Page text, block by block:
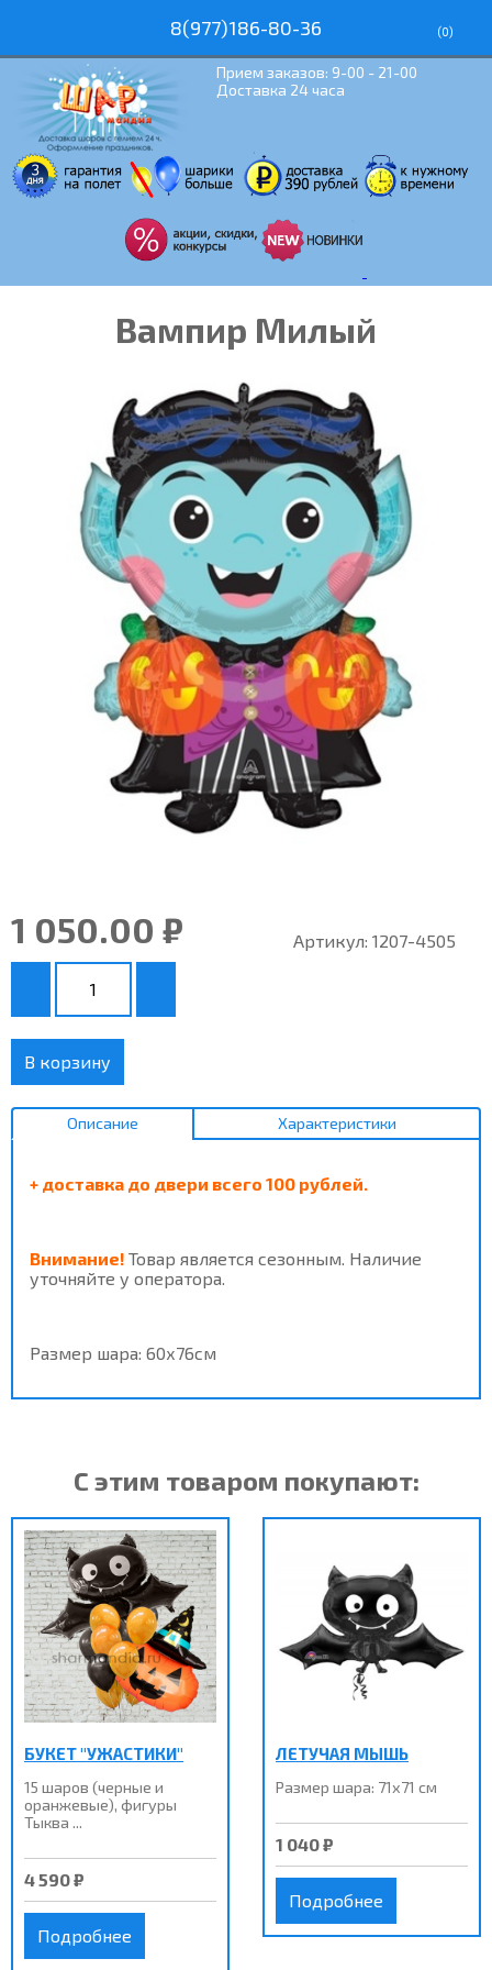
8(977)186-80-36 (0)
Прием заказов: 9-00 - 21-00
Доставка 24 часа
Вампир Милый
1 050.00 ₽ Артикул: 1207-4505
В корзину
Описание Характеристики
+ доставка до двери всего 100 рублей.
Внимание! Товар является сезонным. Наличие
уточняйте у оператора.
Размер шара: 60х76см
С этим товаром покупают:
БУКЕТ "УЖАСТИКИ"
15 шаров (черные и
оранжевые), фигуры
Тыква ...
4 590 ₽
Подробнее
ЛЕТУЧАЯ МЫШЬ
Размер шара: 71х71 см
1 040 ₽
Подробнее